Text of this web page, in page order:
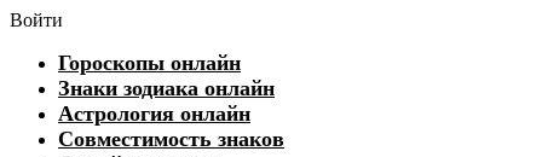
Войти
Гороскопы онлайн
Знаки зодиака онлайн
Астрология онлайн
Совместимость знаков